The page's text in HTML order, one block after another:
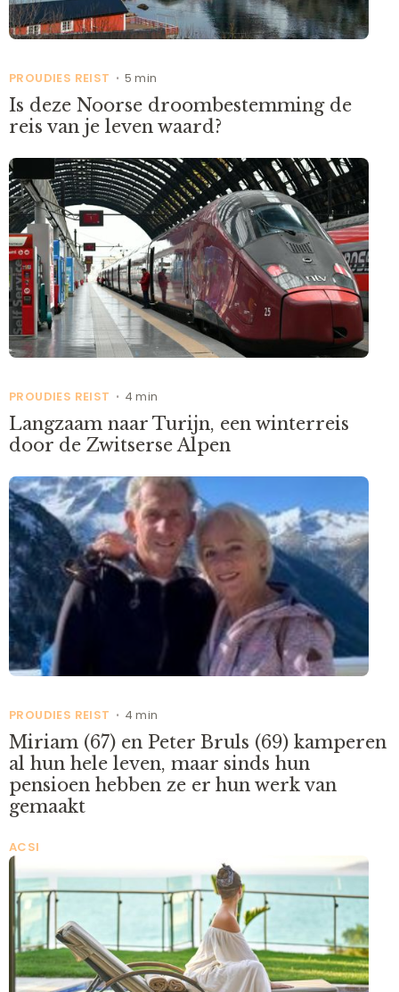
PROUDIES REIST • 5 min
Is deze Noorse droombestemming de
reis van je leven waard?
PROUDIES REIST • 4 min
Langzaam naar Turijn, een winterreis
door de Zwitserse Alpen
PROUDIES REIST • 4 min
Miriam (67) en Peter Bruls (69) kamperen
al hun hele leven, maar sinds hun
pensioen hebben ze er hun werk van
gemaakt
ACSI